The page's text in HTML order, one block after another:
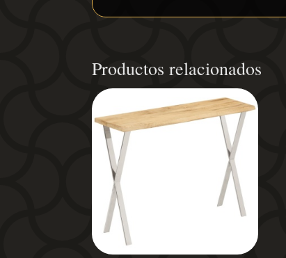
Productos relacionados